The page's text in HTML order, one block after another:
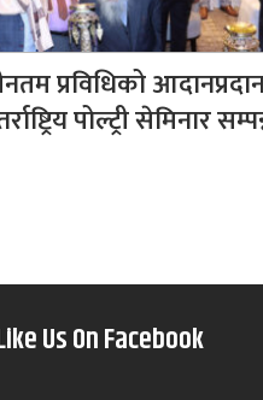
प्रविधिको
पोल्ट्री सेमिनार
Us On Facebook